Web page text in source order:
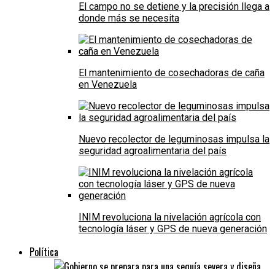
El campo no se detiene y la precisión llega a
donde más se necesita
El mantenimiento de cosechadoras de caña
en Venezuela
Nuevo recolector de leguminosas impulsa la
seguridad agroalimentaria del país
INIM revoluciona la nivelación agrícola con
tecnología láser y GPS de nueva generación
Política